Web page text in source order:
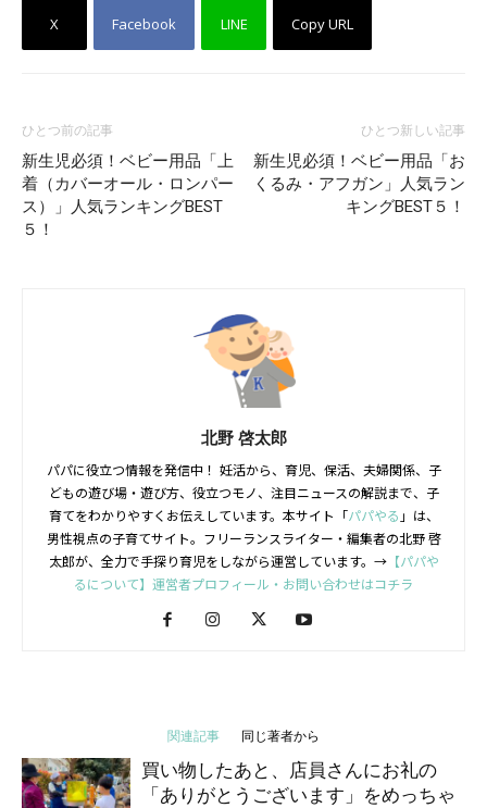
X Facebook LINE Copy URL
ひとつ前の記事
新生児必須！ベビー用品「上
着（カバーオール・ロンパー
ス）」人気ランキングBEST
５！
ひとつ新しい記事
新生児必須！ベビー用品「お
くるみ・アフガン」人気ラン
キングBEST５！
北野 啓太郎
パパに役立つ情報を発信中！ 妊活から、育児、保活、夫婦関係、子
どもの遊び場・遊び方、役立つモノ、注目ニュースの解説まで、子
育てをわかりやすくお伝えしています。本サイト「パパやる 」は、
男性視点の子育てサイト。フリーランスライター・編集者の北野 啓
太郎が、全力で手探り育児をしながら運営しています。→【パパや
るについて】運営者プロフィール・お問い合わせはコチラ
関連記事 同じ著者から
買い物したあと、店員さんにお礼の
「ありがとうございます」をめっちゃ